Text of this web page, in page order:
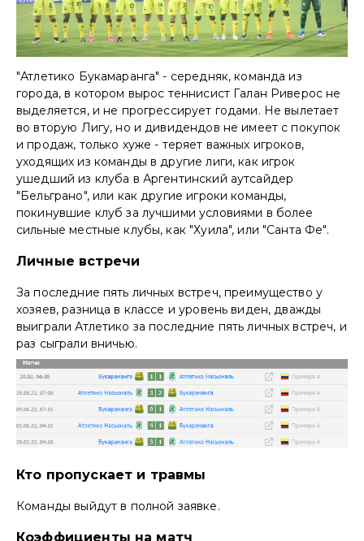
"Атлетико Букамаранга" - середняк, команда из
города, в котором вырос теннисист Галан Риверос не
выделяется, и не прогрессирует годами. Не вылетает
во вторую Лигу, но и дивидендов не имеет с покупок
и продаж, только хуже - теряет важных игроков,
уходящих из команды в другие лиги, как игрок
ушедший из клуба в Аргентинский аутсайдер
"Бельграно", или как другие игроки команды,
покинувшие клуб за лучшими условиями в более
сильные местные клубы, как "Хуила", или "Санта Фе".
Личные встречи
За последние пять личных встреч, преимущество у
хозяев, разница в классе и уровень виден, дважды
выиграли Атлетико за последние пять личных встреч, и
раз сыграли вничью.
Кто пропускает и травмы
Команды выйдут в полной заявке.
Коэффициенты на матч